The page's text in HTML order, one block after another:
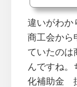
違いがわ
商工会から
ていたのは
んですね。
化補助金